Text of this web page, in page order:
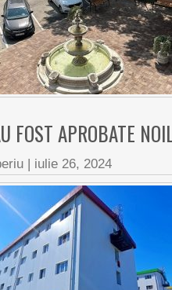
FOST APROBATE
| iulie 26, 2024